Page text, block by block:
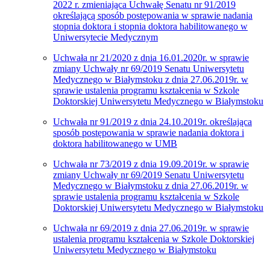
2022 r. zmieniająca Uchwałę Senatu nr 91/2019
określającą sposób postępowania w sprawie nadania
stopnia doktora i stopnia doktora habilitowanego w
Uniwersytecie Medycznym
Uchwała nr 21/2020 z dnia 16.01.2020r. w sprawie
zmiany Uchwały nr 69/2019 Senatu Uniwersytetu
Medycznego w Białymstoku z dnia 27.06.2019r. w
sprawie ustalenia programu kształcenia w Szkole
Doktorskiej Uniwersytetu Medycznego w Białymstoku
Uchwała nr 91/2019 z dnia 24.10.2019r. określająca
sposób postępowania w sprawie nadania doktora i
doktora habilitowanego w UMB
Uchwała nr 73/2019 z dnia 19.09.2019r. w sprawie
zmiany Uchwały nr 69/2019 Senatu Uniwersytetu
Medycznego w Białymstoku z dnia 27.06.2019r. w
sprawie ustalenia programu kształcenia w Szkole
Doktorskiej Uniwersytetu Medycznego w Białymstoku
Uchwała nr 69/2019 z dnia 27.06.2019r. w sprawie
ustalenia programu kształcenia w Szkole Doktorskiej
Uniwersytetu Medycznego w Białymstoku